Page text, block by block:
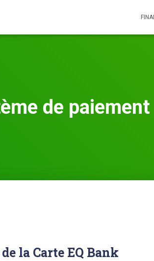
de paiement
la Carte EQ Bank